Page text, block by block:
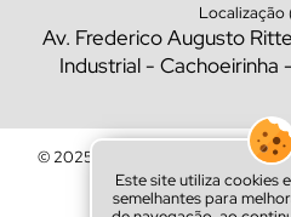
Localização
Av. Frederico Augusto
Industrial - Cachoeirinha
© 2025 - Interlink Cargo | CNPJ:
direitos
Criação de site por:
Este site utiliza cookies
semelhantes para